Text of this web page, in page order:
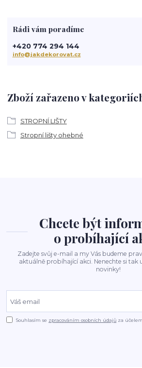
Zboží zařazeno v
STROPNÍ LIŠTY
Stropní lišty ohebné
Rádi vám poradíme
+420 774 294 144
info@jakdekorovat.cz
Chcete být
o probíhající
Zadejte svůj e-mail a my Vás budeme
aktuálně probíhající akci. Nenechte si tak
novinky!
Souhlasím se zpracováním osobních údajů za